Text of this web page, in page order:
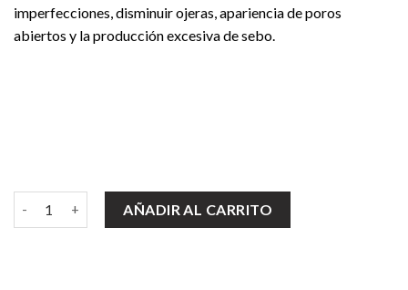
imperfecciones, disminuir ojeras, apariencia de poros
abiertos y la producción excesiva de sebo.
Acné, Hidratación y Manchas/ VAIU cantidad
AÑADIR AL CARRITO